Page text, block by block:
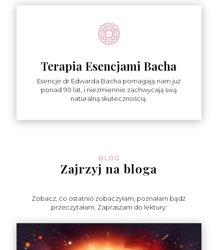
Terapia Esencjami Bacha
Esencje dr Edwarda Bacha pomagają nam już
ponad 90 lat, i niezmiennie zachwycają swą
naturalną skutecznością.
BLOG
Zajrzyj na bloga
Zobacz, co ostatnio zobaczyłam, poznałam bądź
przeczytałam. Zapraszam do lektury: